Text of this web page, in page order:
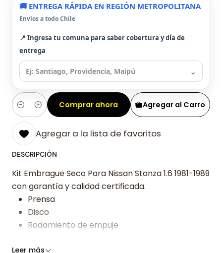
🚚 ENTREGA RÁPIDA EN REGIÓN METROPOLITANA
Envíos a todo Chile
📍 Ingresa tu comuna para saber cobertura y día de
entrega
⌄
Cantidad
Agregar al Carro
Comprar ahora
Agregar a la lista de favoritos
DESCRIPCIÓN
Kit Embrague Seco Para Nissan Stanza 1.6 1981-1989
con garantía y calidad certificada.
Prensa
Disco
Rodamiento de empuje
Somos especialistas en embragues desde 2019,
Leer más